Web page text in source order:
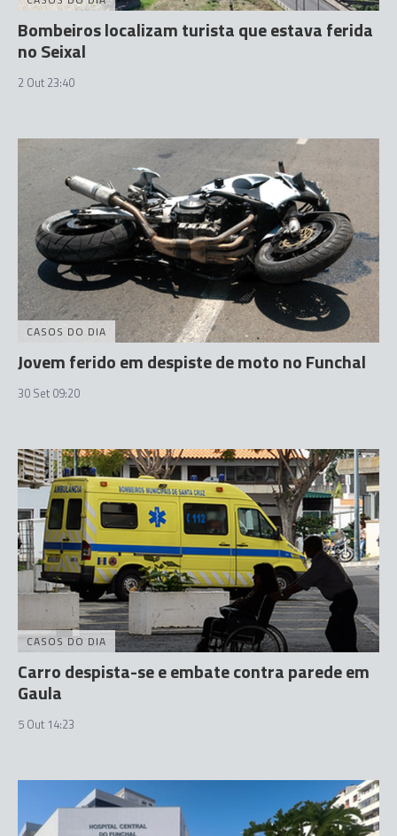
Bombeiros localizam turista que estava ferida
no Seixal
2 Out 23:40
CASOS DO DIA
Jovem ferido em despiste de moto no Funchal
30 Set 09:20
CASOS DO DIA
Carro despista-se e embate contra parede em
Gaula
5 Out 14:23